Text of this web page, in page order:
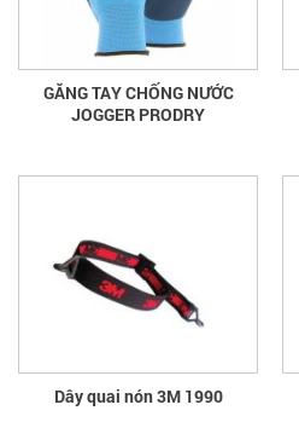
GĂNG TAY CHỐNG NƯỚC
JOGGER PRODRY
Dây quai nón 3M 1990